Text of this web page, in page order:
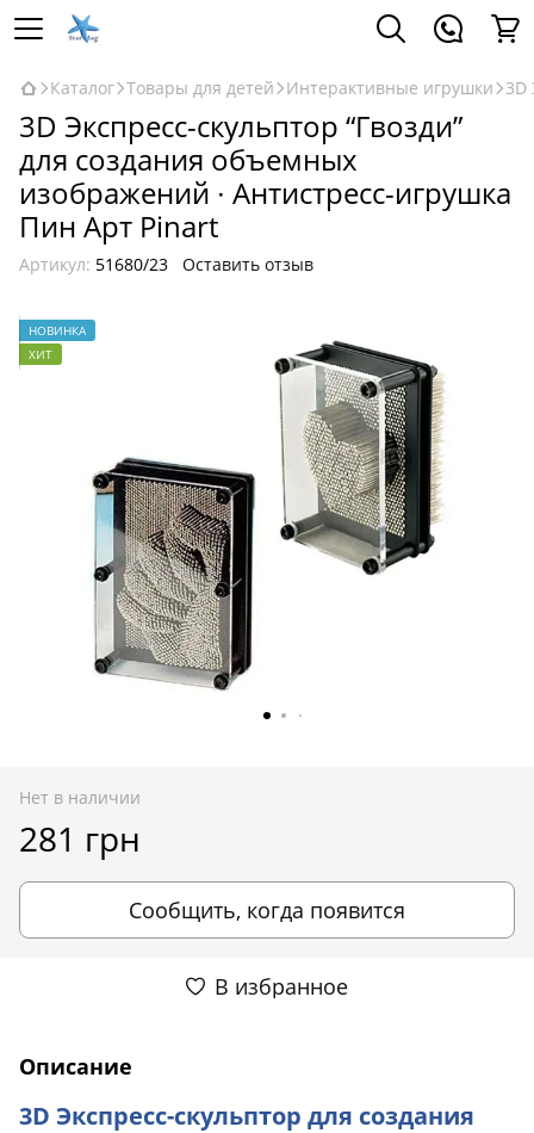
Каталог Товары для детей Интерактивные игрушки 3D
3D Экспресс-скульптор “Гвозди”
для создания объемных
изображений ∙ Антистресс-игрушка
Пин Арт Pinart
Артикул: 51680/23 Оставить отзыв
НОВИНКА
ХИТ
Нет в наличии
281 грн
Сообщить, когда появится
В избранное
Описание
3D Экспресс-скульптор для создания